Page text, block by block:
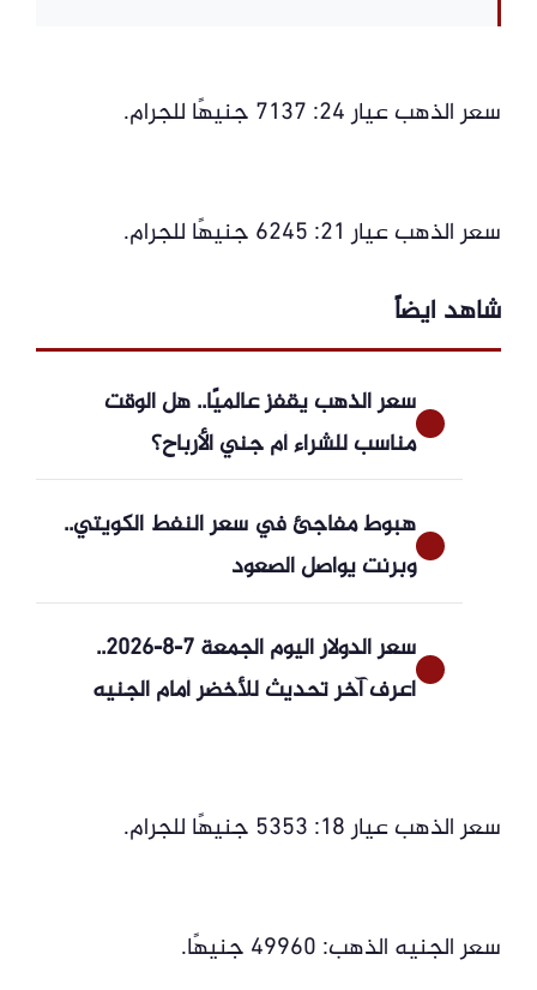
سعر الذهب عيار 24: 7137 جنيهًا للجرام.
سعر الذهب عيار 21: 6245 جنيهًا للجرام.
شاهد ايضاً
سعر الذهب يقفز عالميًا.. هل الوقت
مناسب للشراء أم جني الأرباح؟
هبوط مفاجئ في سعر النفط الكويتي..
وبرنت يواصل الصعود
سعر الدولار اليوم الجمعة 7-8-2026..
اعرف آخر تحديث للأخضر أمام الجنيه
سعر الذهب عيار 18: 5353 جنيهًا للجرام.
سعر الجنيه الذهب: 49960 جنيهًا.